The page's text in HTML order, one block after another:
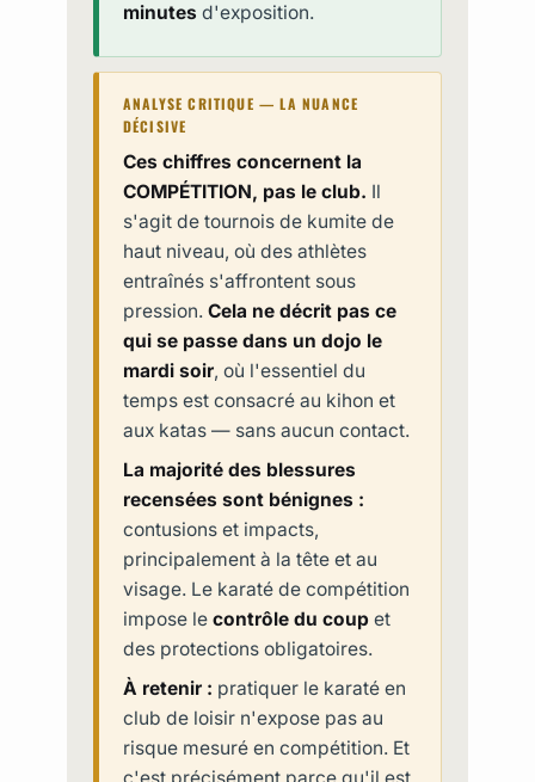
minutes d'exposition.
ANALYSE CRITIQUE — LA NUANCE
DÉCISIVE
Ces chiffres concernent la
COMPÉTITION, pas le club. Il
s'agit de tournois de kumite de
haut niveau, où des athlètes
entraînés s'affrontent sous
pression. Cela ne décrit pas ce
qui se passe dans un dojo le
mardi soir, où l'essentiel du
temps est consacré au kihon et
aux katas — sans aucun contact.
La majorité des blessures
recensées sont bénignes :
contusions et impacts,
principalement à la tête et au
visage. Le karaté de compétition
impose le contrôle du coupet
des protections obligatoires.
À retenir : pratiquer le karaté en
club de loisir n'expose pas au
risque mesuré en compétition. Et